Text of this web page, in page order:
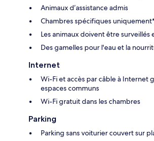
Animaux d’assistance admis
Chambres spécifiques
Les animaux doivent être surveillés
Des gamelles pour l'eau et la
Internet
Wi-Fi et accès par câble à Internet
espaces communs
Wi-Fi gratuit dans les chambres
Parking
Parking sans voiturier couvert sur